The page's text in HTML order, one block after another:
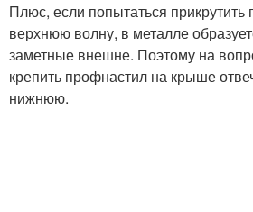
Плюс, если попытаться прикрутить
верхнюю волну, в металле
заметные внешне. Поэтому на
крепить профнастил на крыше
нижнюю.